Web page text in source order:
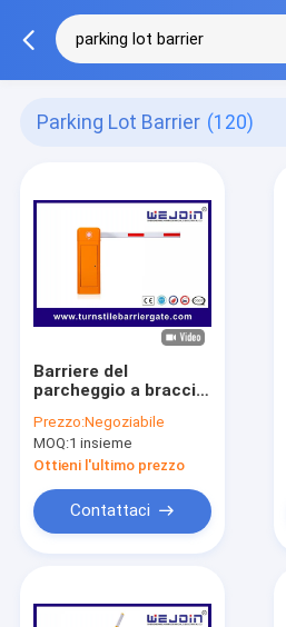
Parking Lot Barrier (120)
Barriere del
parcheggio a braccio
Barriere automatica
del parcheggio
Prezzo:Negoziabile
MOQ:1 insieme
Ottieni l'ultimo prezzo
Contattaci